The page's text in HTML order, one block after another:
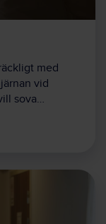
med
vid
sova…